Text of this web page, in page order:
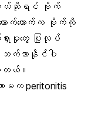
စ်မယ်ဆိုရင် ဗိုက်
ာက်ယောက်က ဗိုက်ကို
းမှုတွေ ပြုလုပ်
သက်သာနိုင်ပါ
တယ်။
မက peritonitis